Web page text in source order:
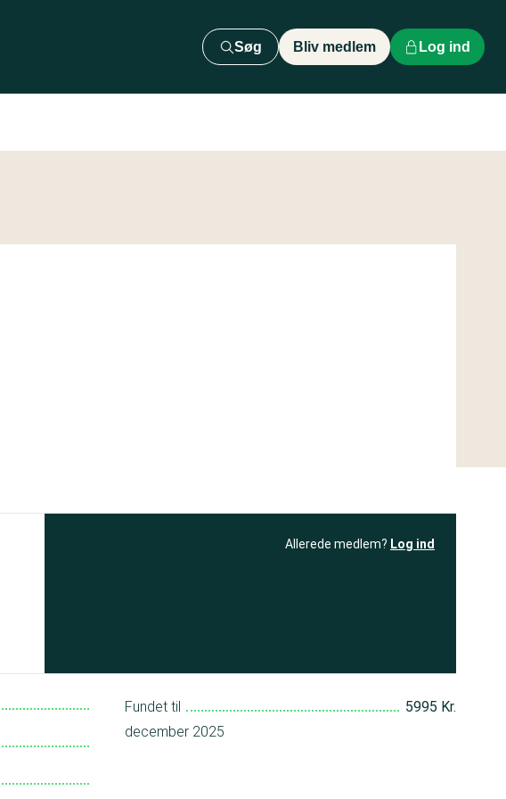
Søg Bliv medlem Log ind
Allerede medlem? Log ind
Fundet til
5995 Kr.
december 2025